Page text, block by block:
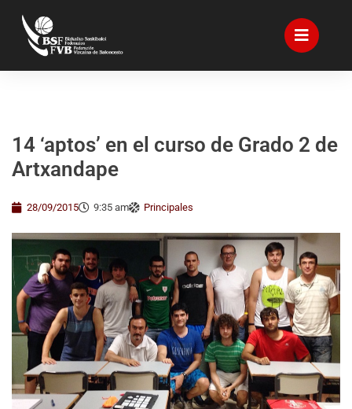
14 ‘aptos’ en el curso de Grado 2 de
Artxandape
28/09/2015 9:35 am Principales